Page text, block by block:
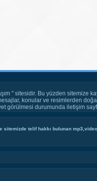
" sitesidir. Bu yüzden sitemize
konular ve resimlerden
görülmesi durumunda iletişim
sitemizde telif hakkı bulunan